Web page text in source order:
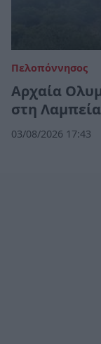
Πελοπόννησος
Αρχαία
στη
03/08/2026 17:43